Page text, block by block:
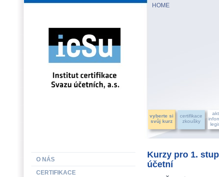
HOME
vyberte si
svůj kurz
certifikace
zkoušky
Kurzy pro 1.
účetní
O NÁS
CERTIFIKACE